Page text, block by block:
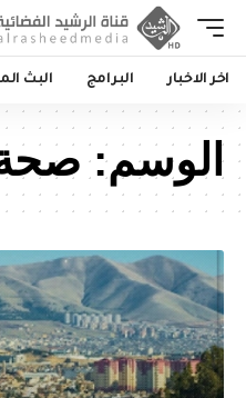
اخر الاخبار البرامج البث
الوسم:صحة